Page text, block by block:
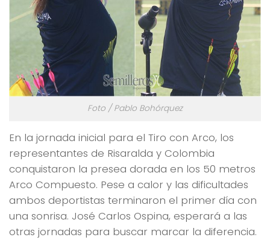
Foto / Pablo Bohórquez
En la jornada inicial para el Tiro con Arco, los
representantes de Risaralda y Colombia
conquistaron la presea dorada en los 50 metros
Arco Compuesto. Pese a calor y las dificultades
ambos deportistas terminaron el primer día con
una sonrisa. José Carlos Ospina, esperará a las
otras jornadas para buscar marcar la diferencia.